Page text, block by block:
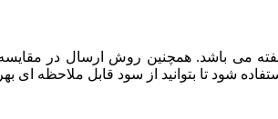
باشد. همچنین روش ارسال در مقایسه
شود تا بتوانید از سود قابل ملاحظه ای